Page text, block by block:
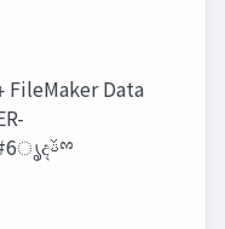
FileMaker Data